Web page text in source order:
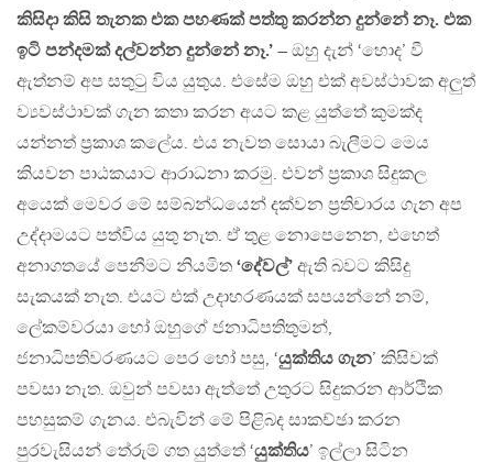
කිසිදා කිසි තැනක එක පහණක් පත්තු කරන්න දුන්නේ නෑ. එක
ඉටි පන්දමක් දල්වන්න දුන්නේ නෑ.’ – ඔහු දැන් ‘හොද’ වී
ඇත්නම් අප සතුටු විය යුතුය. එසේම ඔහු එක් අවස්ථාවක අලුත්
ව්‍යවස්ථාවක් ගැන කතා කරන අයට කළ යුත්තේ කුමක්ද
යන්නත් ප්‍රකාශ කලේය. එය නැවත සොයා බැලීමට මෙය
කියවන පාඨකයාට ආරාධනා කරමු. එවන් ප්‍රකාශ සිදුකල
අයෙක් මෙවර මේ සම්බන්ධයෙන් දක්වන ප්‍රතිචාරය ගැන අප
උද්දාමයට පත්විය යුතු නැත. ඒ තුළ නොපෙනෙන, එහෙත්
අනාගතයේ පෙනීමට නියමිත ‘දේවල්’ ඇති බවට කිසිදු
සැකයක් නැත. එයට එක් උදාහරණයක් සපයන්නේ නම්,
ලේකම්වරයා හෝ ඔහුගේ ජනාධිපතිතුමන්,
ජනාධිපතිවරණයට පෙර හෝ පසු, ‘යුක්තිය ගැන’ කිසිවක්
පවසා නැත. ඔවුන් පවසා ඇත්තේ උතුරට සිදුකරන ආර්ථික
පහසුකම් ගැනය. එබැවින් මේ පිළිබද සාකච්ඡා කරන
පුරවැසියන් තේරුම් ගත යුත්තේ ‘යුක්තිය’ ඉල්ලා සිටින